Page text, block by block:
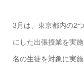
3月は、東京都内の2
にした出張授業を実
名の生徒を対象に実施